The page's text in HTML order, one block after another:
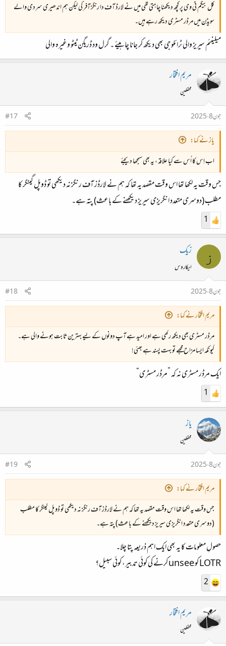
کل بیگم ٹی وی پر کچھ دیکھنا چاہتی تھی میں نے لارڈ آف دا رنگز آفر کی لیکن ہم اندھیری سردی والے
سویڈن میں مرڈر مسٹری دیکھ رہے ہیں۔
میلینئم سیریز والی ٹرائلوجی بھی دیکھ کر جانا چاہیئے ۔ گرل ود ڈریگن ٹیٹو وغیرہ والی
مریم افتخار
محفلین
جون 8، 2025
#17
یاز نے کہا:
اب اِس کا اُس سے کیا علاقہ ، یہ بھی سمجھا دیجئے
جس وقت یہ لکھا تھا اس وقت مقصد یہ تھا کہ ہم نے لارڈز آف رنگز نہ دیکھی تو ڈوپل گینگر کا
مطلب (دوسری متعدد انگریزی سیریز دیکھنے کے باعث) پتہ ہے۔
1
ز زیک
ایکاروس
جون 8، 2025
#18
مریم افتخار نے کہا:
مرڈر مسٹری بھی دیکھ رکھی ہے اور امید ہے آپ دونوں کے لیے بہترین ثابت ہونے والی ہے۔
کیونکہ ایسا مزاح مجھے تو بہت پسند ہے بھئی!
ایک مرڈر مسٹری نہ کہ ”مرڈر مسٹری“
1
یاز
محفلین
جون 8، 2025
#19
مریم افتخار نے کہا:
جس وقت یہ لکھا تھا اس وقت مقصد یہ تھا کہ ہم نے لارڈز آف رنگز نہ دیکھی تو ڈوپل گینگر کا مطلب
(دوسری متعدد انگریزی سیریز دیکھنے کے باعث) پتہ ہے۔
حصولِ معلومات کا یہ بھی ایک اہم ذریعہ پتا چلا۔
LOTR کو unsee کرنے کی کوئی تدبیر، کوئی سبیل؟
2
مریم افتخار
محفلین